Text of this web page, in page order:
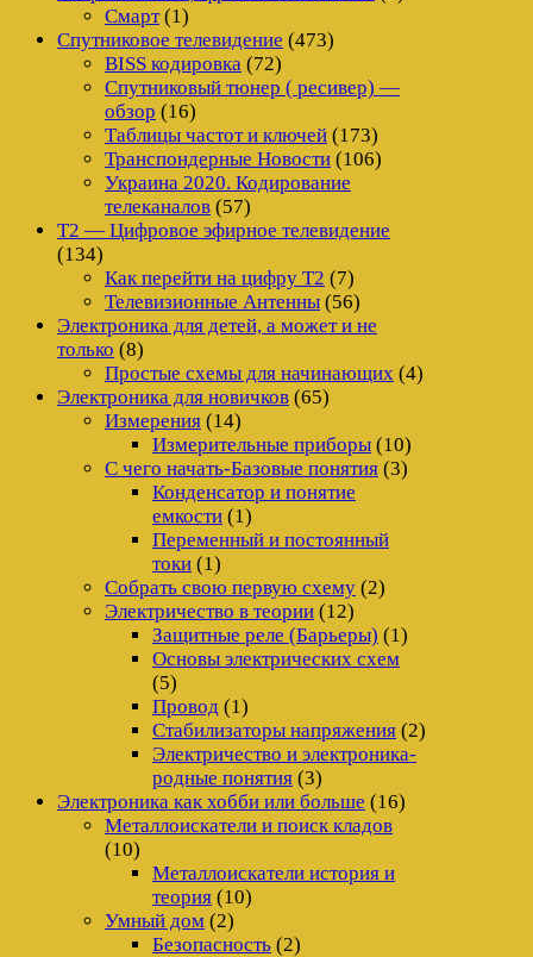
Смарт(1)
Спутниковое телевидение (473)
BISS кодировка (72)
Спутниковый тюнер ( ресивер) —
обзор (16)
Таблицы частот и ключей (173)
Транспондерные Новости (106)
Украина 2020. Кодирование
телеканалов (57)
Т2 — Цифровое эфирное телевидение
(134)
Как перейти на цифру Т2 (7)
Телевизионные Антенны (56)
Электроника для детей, а может и не
только (8)
Простые схемы для начинающих (4)
Электроника для новичков (65)
Измерения (14)
Измерительные приборы (10)
С чего начать-Базовые понятия (3)
Конденсатор и понятие
емкости (1)
Переменный и постоянный
токи (1)
Собрать свою первую схему (2)
Электричество в теории (12)
Защитные реле (Барьеры) (1)
Основы электрических схем
(5)
Провод (1)
Стабилизаторы напряжения (2)
Электричество и электроника-
родные понятия (3)
Электроника как хобби или больше (16)
Металлоискатели и поиск кладов
(10)
Металлоискатели история и
теория (10)
Умный дом (2)
Безопасность (2)